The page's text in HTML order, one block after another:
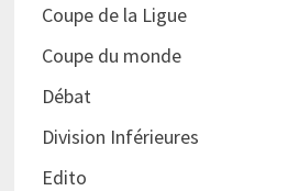
Coupe de la Ligue
Coupe du monde
Débat
Division Inférieures
Edito